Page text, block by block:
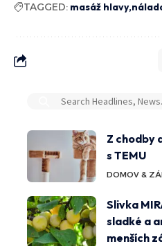
TAGGED: masáž hlavy
Z chodby
s TEMU
DOMOV &
Slivka
sladké a
menších